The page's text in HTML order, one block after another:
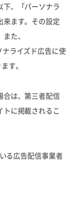
下、「パーソナラ
来ます。その設定
た、
ライズド広告に使
す。
合は、第三者配信
に掲載されるこ
る広告配信事業者